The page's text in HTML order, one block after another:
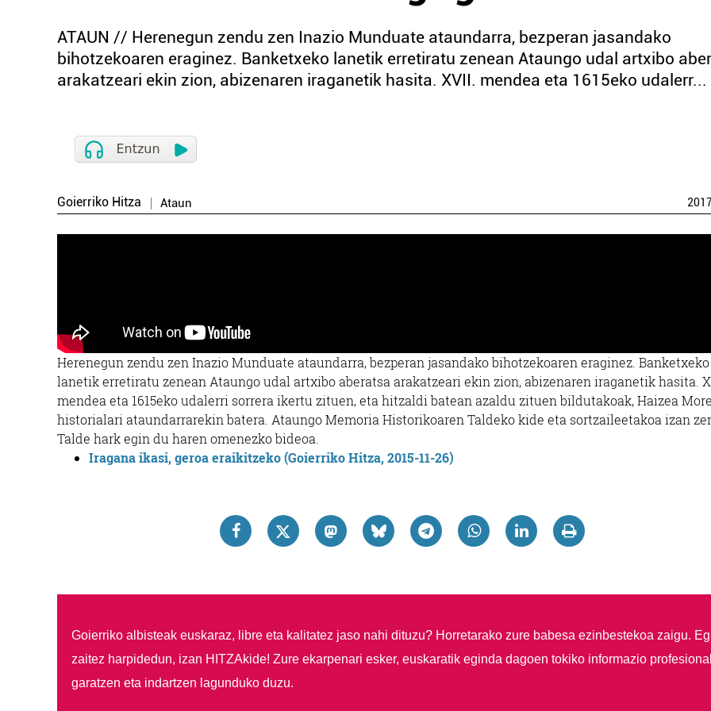
ATAUN // Herenegun zendu zen Inazio Munduate ataundarra, bezperan jasandako
bihotzekoaren eraginez. Banketxeko lanetik erretiratu zenean Ataungo udal artxibo
arakatzeari ekin zion, abizenaren iraganetik hasita. XVII. mendea eta 1615eko udalerr...
Goierriko Hitza Ataun
Herenegun zendu zen Inazio Munduate ataundarra, bezperan jasandako bihotzekoaren eraginez. Banketxeko
lanetik erretiratu zenean Ataungo udal artxibo aberatsa arakatzeari ekin zion, abizenaren iraganetik hasita.
mendea eta 1615eko udalerri sorrera ikertu zituen, eta hitzaldi batean azaldu zituen bildutakoak, Haizea
historialari ataundarrarekin batera. Ataungo Memoria Historikoaren Taldeko kide eta sortzaileetakoa izan
Talde hark egin du haren omenezko bideoa.
Iragana ikasi, geroa eraikitzeko (Goierriko Hitza, 2015-11-26)
Goierriko albisteak euskaraz, libre eta kalitatez jaso nahi dituzu? Horretarako zure babesa ezinbestekoa zaigu.
zaitez harpidedun, izan HITZAkide! Zure ekarpenari esker, euskaratik eginda dagoen tokiko informazio
garatzen eta indartzen lagunduko duzu.